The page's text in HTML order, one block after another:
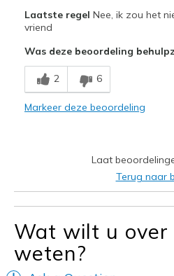
Attractive Design
Stylish
Beste toepassingen
Casual Wear
I'm Into Shoes
Laatste regel Nee, ik zou het
vriend
Was deze beoordeling
2 6
Markeer deze beoordeling
Laat
Terug naar
Wat wilt u
weten?